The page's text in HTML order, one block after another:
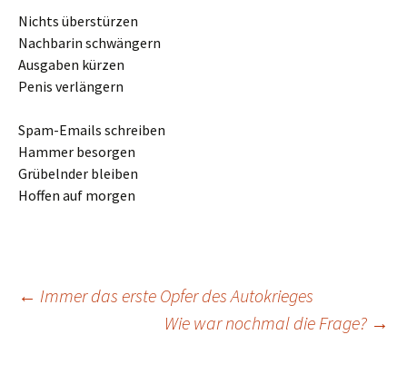
Nichts überstürzen
Nachbarin schwängern
Ausgaben kürzen
Penis verlängern
Spam-Emails schreiben
Hammer besorgen
Grübelnder bleiben
Hoffen auf morgen
Beitrags-
← Immer das erste Opfer des Autokrieges
Wie war nochmal die Frage? →